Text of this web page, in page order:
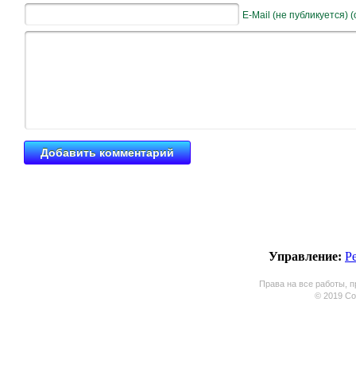
E-Mail (не публикуется)
Управление:
Права на все работы,
© 2019